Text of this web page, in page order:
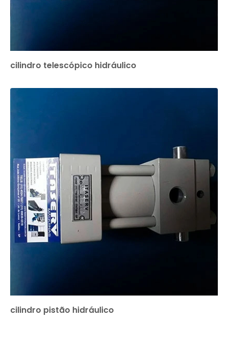
cilindro telescópico hidráulico
cilindro pistão hidráulico